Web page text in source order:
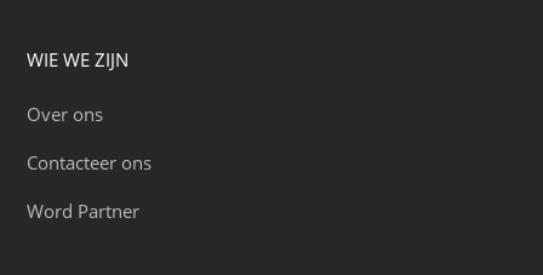
WIE WE ZIJN
Over ons
Contacteer ons
Word Partner